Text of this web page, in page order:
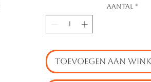
Aantal *
TOEVOEGEN AAN